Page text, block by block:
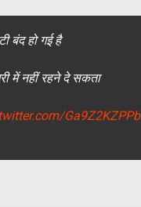
बंद हो गई है
में नहीं रहने दे सकता
Ga9Z2KZPPb